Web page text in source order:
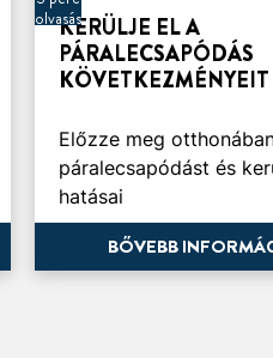
olvasásKERÜLJE EL A
PÁRALECSAPÓDÁS
KÖVETKEZMÉNYEIT
Előzze meg
páralecsapódást és
hatásai
BŐVEBB